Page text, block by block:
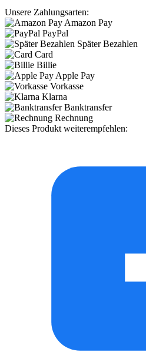
Unsere Zahlungsarten:
Amazon Pay
PayPal
Später Bezahlen
Card
Billie
Apple Pay
Vorkasse
Klarna
Banktransfer
Rechnung
Dieses Produkt weiterempfehlen: